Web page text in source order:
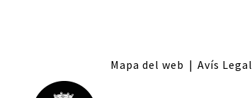
Mapa del web | Avís Legal